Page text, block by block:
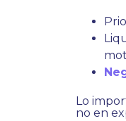
Lo
no en